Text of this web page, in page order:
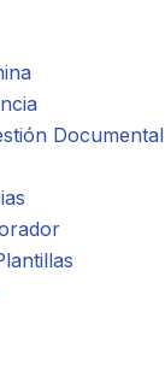
Documental